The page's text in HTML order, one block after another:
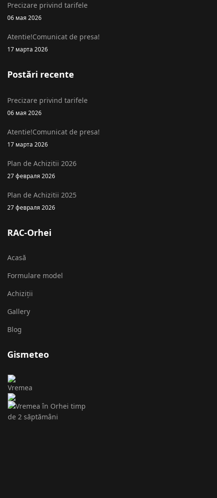
Precizare privind tarifele
06 мая 2026
Atentie!Comunicat de presa!
17 марта 2026
Postări recente
Precizare privind tarifele
06 мая 2026
Atentie!Comunicat de presa!
17 марта 2026
Plan de Achizitii 2026
27 февраля 2026
Plan de Achizitii 2025
27 февраля 2026
RAC-Orhei
Acasă
Formulare model
Achiziții
Gallery
Blog
Gismeteo